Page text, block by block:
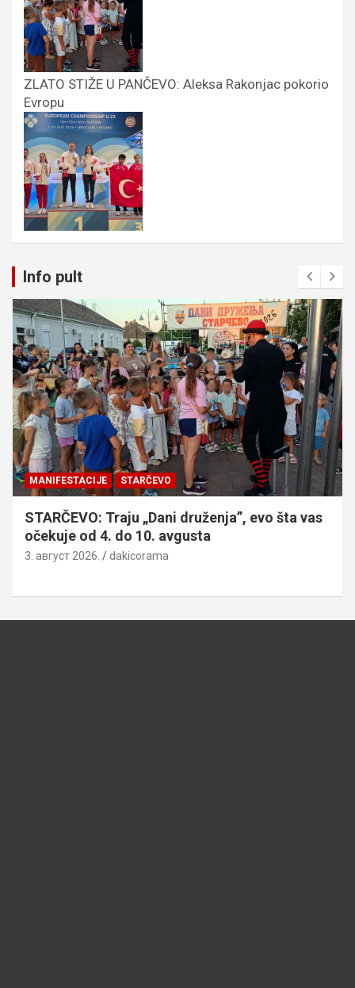
ZLATO STIŽE U PANČEVO: Aleksa Rakonjac pokorio
Evropu
Info pult
MANIFESTACIJE STARČEVO
STARČEVO: Traju „Dani druženja”, evo šta vas
očekuje od 4. do 10. avgusta
3. август 2026. dakicorama